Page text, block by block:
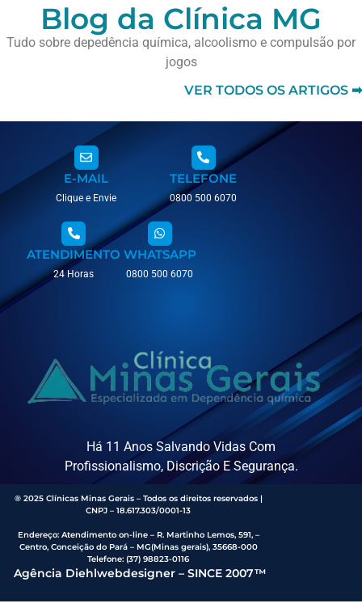
Blog da Clínica MG
Tudo sobre depedência química, alcoolismo e compulsão por
jogos
VER TODOS OS ARTIGOS ➡
E-MAIL
Clique e Envie
TELEFONE
0800 500 6070
ATENDIMENTO
24 Horas
WHATSAPP
0800 500 6070
Há 11 Anos Salvando Vidas Com
Profissionalismo, Discrição E Segurança.
® 2025 Clínicas Minas Gerais – Todos os direitos reservados |
CNPJ – 18.617.303/0001-13
Endereço: Atendimento on-line – R. Martinho Lemos, 591, –
Centro, Conceição do Pará – MG(Minas gerais), 35668-000
Telefone:(37) 98823-0116
Agência Diehlwebdesigner – SINCE 2007™